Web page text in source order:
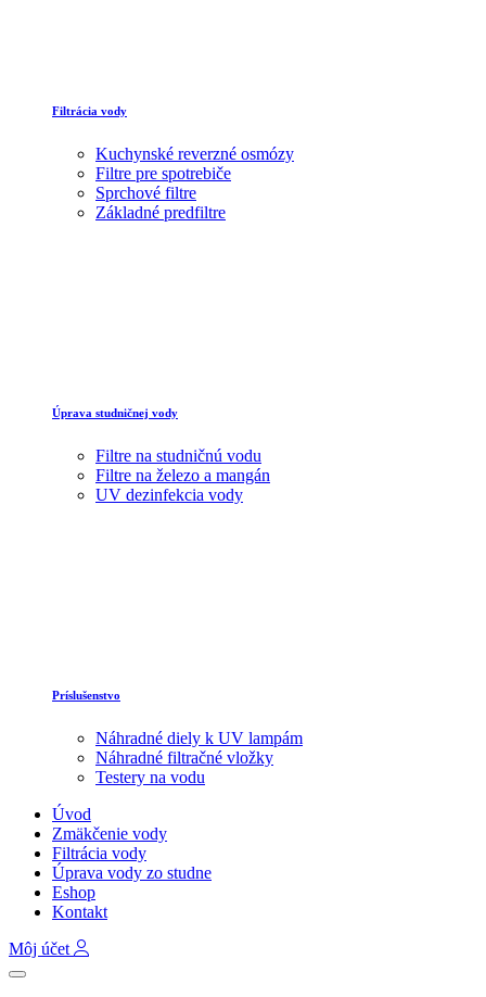
Filtrácia vody
Kuchynské reverzné osmózy
Filtre pre spotrebiče
Sprchové filtre
Základné predfiltre
Úprava studničnej vody
Filtre na studničnú vodu
Filtre na železo a mangán
UV dezinfekcia vody
Príslušenstvo
Náhradné diely k UV lampám
Náhradné filtračné vložky
Testery na vodu
Úvod
Zmäkčenie vody
Filtrácia vody
Úprava vody zo studne
Eshop
Kontakt
Môj účet